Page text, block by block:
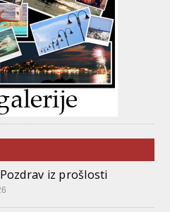
Pozdrav iz prošlosti